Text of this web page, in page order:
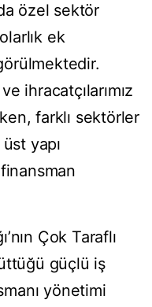
özel sektör
ek
ihracatçılarımız
farklı sektörler
yapı
Çok Taraflı
güçlü iş
yönetimi